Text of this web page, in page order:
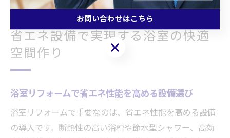
省エネ設備で実現する浴室の快適
空間作り
浴室リフォームで省エネ性能を高める設備選び
浴室リフォームで重要なのは、省エネ性能を高める設備
の導入です。断熱性の高い浴槽や節水型シャワー、高効
お問い合わせはこちら
お問い合わせはこちら